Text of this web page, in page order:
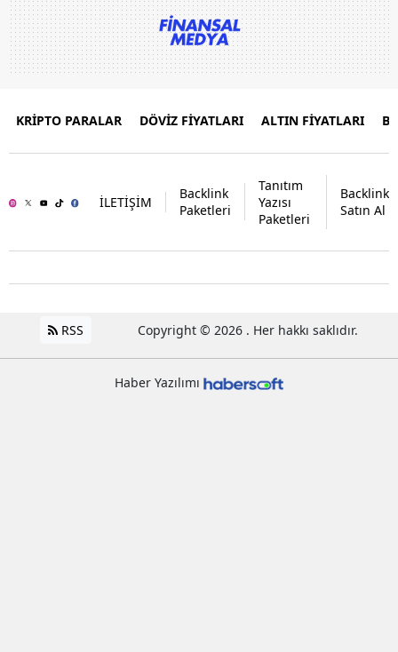
KRİPTO PARALAR DÖVİZ FİYATLARI ALTIN FİYATLARI
İLETİŞİM
Backlink
Paketleri
Tanıtım
Yazısı
Paketleri
Backlink
Satın Al
RSS Copyright © 2026 . Her hakkı saklıdır.
Haber Yazılımı